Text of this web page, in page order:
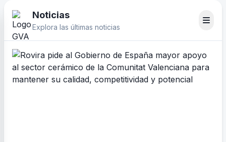
Noticias
Explora las últimas noticias